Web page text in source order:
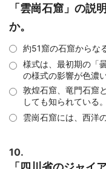
「雲崗石窟」の説
か。
約51窟の石窟からな
様式は、最初期の「
の様式の影響が色濃い
敦煌石窟、竜門石窟
しても知られている。
雲崗石窟には、西洋
10.